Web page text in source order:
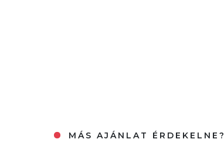
MÁS AJÁNLAT ÉRDEKELNE?